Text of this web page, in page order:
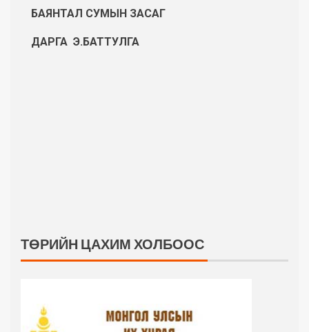
БАЯНТАЛ СУМЫН ЗАСАГ
ДАРГА Э.БАТТУЛГА
ТӨРИЙН ЦАХИМ ХОЛБООС